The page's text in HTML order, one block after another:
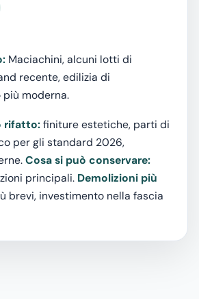
Maciachini, alcuni lotti di
recente, edilizia di
moderna.
rifatto:finiture estetiche, parti di
per gli standard 2026,
Cosa si può conservare:
principali. Demolizioni più
brevi, investimento nella fascia